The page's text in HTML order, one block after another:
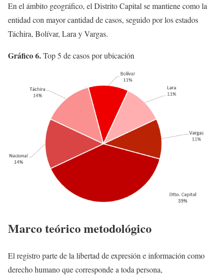
En el ámbito geográfico, el Distrito Capital se mantiene como la
entidad con mayor cantidad de casos, seguido por los estados
Táchira, Bolívar, Lara y Vargas.
Gráfico 6.Top 5 de casos por ubicación
Marco teórico metodológico
El registro parte de la libertad de expresión e información como
derecho humano que corresponde a toda persona,